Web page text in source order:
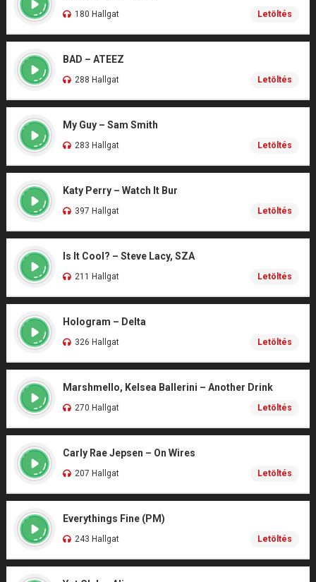
180 Hallgat Letöltés
BAD – ATEEZ
288 Hallgat Letöltés
My Guy – Sam Smith
283 Hallgat Letöltés
Katy Perry – Watch It Bur
397 Hallgat Letöltés
Is It Cool? – Steve Lacy, SZA
211 Hallgat Letöltés
Hologram – Delta
326 Hallgat Letöltés
Marshmello, Kelsea Ballerini – Another Drink
270 Hallgat Letöltés
Carly Rae Jepsen – On Wires
207 Hallgat Letöltés
Everythings Fine (PM)
243 Hallgat Letöltés